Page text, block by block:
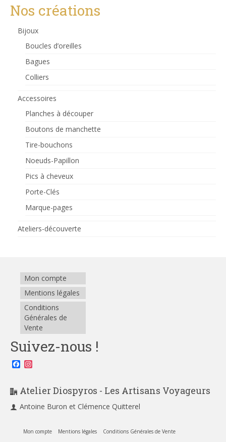
Nos créations
Bijoux
Boucles d’oreilles
Bagues
Colliers
Accessoires
Planches à découper
Boutons de manchette
Tire-bouchons
Noeuds-Papillon
Pics à cheveux
Porte-Clés
Marque-pages
Ateliers-découverte
Mon compte
Mentions légales
Conditions
Générales de
Vente
Suivez-nous !
Facebook
Atelier Diospyros - Les Artisans Voyageurs
Antoine Buron et Clémence Quitterel
Mon compte Mentions légales
Conditions Générales de Vente